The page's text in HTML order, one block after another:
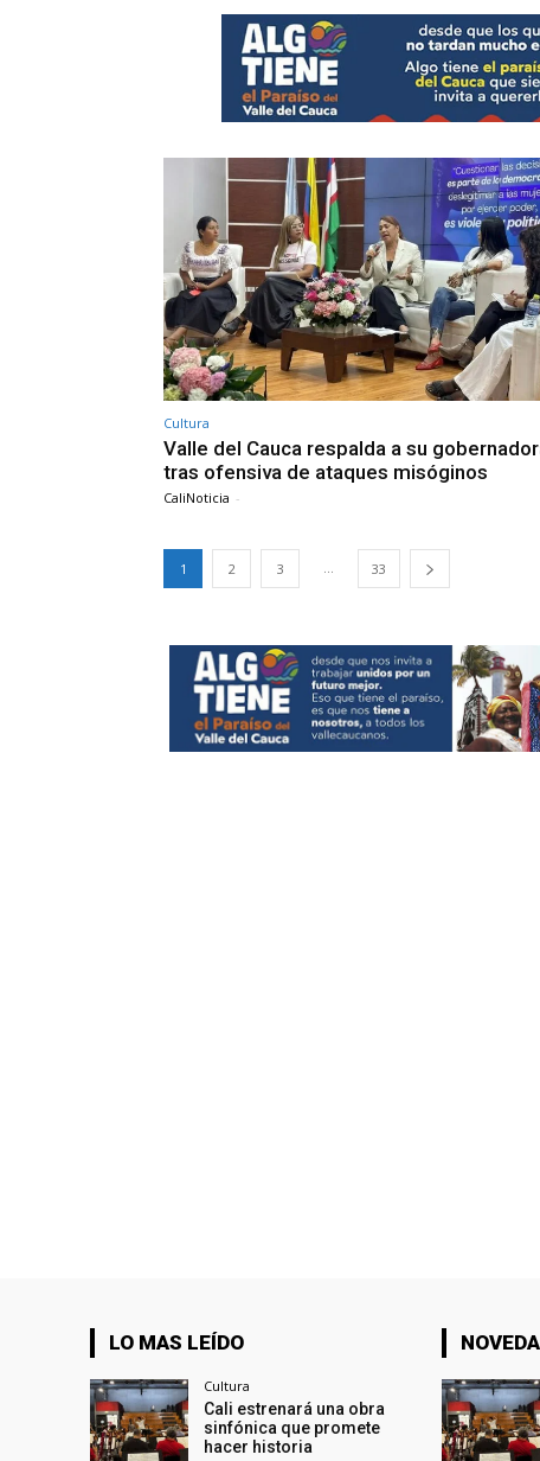
Cultura
Valle del Cauca respalda a su
tras ofensiva de ataques misóginos
CaliNoticia -
1 2 3 33
LO MAS LEÍDO
Cultura
Cali estrenará una obra
sinfónica que promete
hacer historia